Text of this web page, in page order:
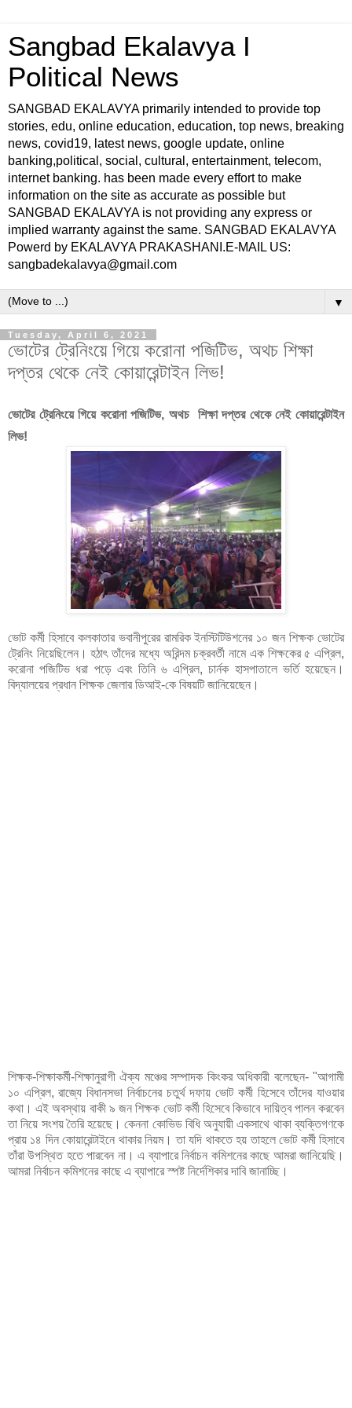
Sangbad Ekalavya I
Political News
SANGBAD EKALAVYA primarily intended to provide top
stories, edu, online education, education, top news, breaking
news, covid19, latest news, google update, online
banking,political, social, cultural, entertainment, telecom,
internet banking. has been made every effort to make
information on the site as accurate as possible but
SANGBAD EKALAVYA is not providing any express or
implied warranty against the same. SANGBAD EKALAVYA
Powerd by EKALAVYA PRAKASHANI.E-MAIL US:
sangbadekalavya@gmail.com
▼
Tuesday, April 6, 2021
ভোটের ট্রেনিংয়ে গিয়ে করোনা পজিটিভ, অথচ শিক্ষা
দপ্তর থেকে নেই কোয়ারেন্টাইন লিভ!
ভোটের ট্রেনিংয়ে গিয়ে করোনা পজিটিভ, অথচ শিক্ষা দপ্তর থেকে নেই কোয়ারেন্টাইন
লিভ!
ভোট কর্মী হিসাবে কলকাতার ভবানীপুরের রামরিক ইনস্টিটিউশনের ১০ জন শিক্ষক ভোটের
ট্রেনিং নিয়েছিলেন। হঠাৎ তাঁদের মধ্যে অরিন্দম চক্রবর্তী নামে এক শিক্ষকের ৫ এপ্রিল,
করোনা পজিটিভ ধরা পড়ে এবং তিনি ৬ এপ্রিল, চার্নক হাসপাতালে ভর্তি হয়েছেন।
বিদ্যালয়ের প্রধান শিক্ষক জেলার ডিআই-কে বিষয়টি জানিয়েছেন।
শিক্ষক-শিক্ষাকর্মী-শিক্ষানুরাগী ঐক্য মঞ্চের সম্পাদক কিংকর অধিকারী বলেছেন- "আগামী
১০ এপ্রিল, রাজ্যে বিধানসভা নির্বাচনের চতুর্থ দফায় ভোট কর্মী হিসেবে তাঁদের যাওয়ার
কথা। এই অবস্থায় বাকী ৯ জন শিক্ষক ভোট কর্মী হিসেবে কিভাবে দায়িত্ব পালন করবেন
তা নিয়ে সংশয় তৈরি হয়েছে। কেননা কোভিড বিধি অনুযায়ী একসাথে থাকা ব্যক্তিগণকে
প্রায় ১৪ দিন কোয়ারেন্টাইনে থাকার নিয়ম। তা যদি থাকতে হয় তাহলে ভোট কর্মী হিসাবে
তাঁরা উপস্থিত হতে পারবেন না। এ ব্যাপারে নির্বাচন কমিশনের কাছে আমরা জানিয়েছি।
আমরা নির্বাচন কমিশনের কাছে এ ব্যাপারে স্পষ্ট নির্দেশিকার দাবি জানাচ্ছি।